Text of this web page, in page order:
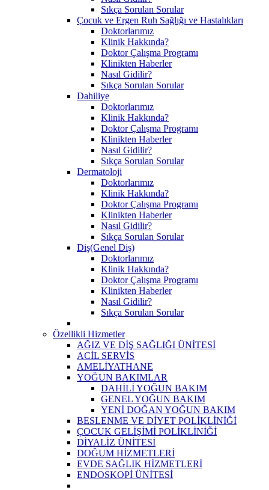
Sıkça Sorulan Sorular
Çocuk ve Ergen Ruh Sağlığı ve Hastalıkları
Doktorlarımız
Klinik Hakkında?
Doktor Çalışma Programı
Klinikten Haberler
Nasıl Gidilir?
Sıkça Sorulan Sorular
Dahiliye
Doktorlarımız
Klinik Hakkında?
Doktor Çalışma Programı
Klinikten Haberler
Nasıl Gidilir?
Sıkça Sorulan Sorular
Dermatoloji
Doktorlarımız
Klinik Hakkında?
Doktor Çalışma Programı
Klinikten Haberler
Nasıl Gidilir?
Sıkça Sorulan Sorular
Diş(Genel Diş)
Doktorlarımız
Klinik Hakkında?
Doktor Çalışma Programı
Klinikten Haberler
Nasıl Gidilir?
Sıkça Sorulan Sorular
Özellikli Hizmetler
AĞIZ VE DİŞ SAĞLIĞI ÜNİTESİ
ACİL SERVİS
AMELİYATHANE
YOĞUN BAKIMLAR
DAHİLİ YOĞUN BAKIM
GENEL YOĞUN BAKIM
YENİ DOĞAN YOĞUN BAKIM
BESLENME VE DİYET POLİKLİNİĞİ
ÇOCUK GELİŞİMİ POLİKLİNİĞİ
DİYALİZ ÜNİTESİ
DOĞUM HİZMETLERİ
EVDE SAĞLIK HİZMETLERİ
ENDOSKOPİ ÜNİTESİ